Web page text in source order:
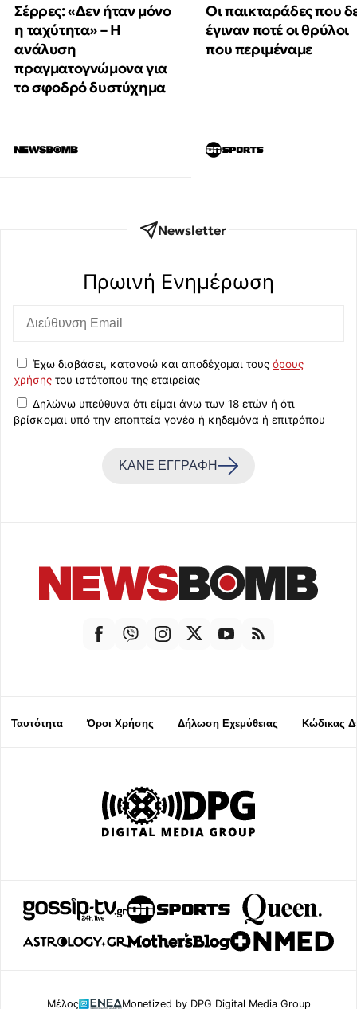
Σέρρες: «Δεν ήταν μόνο
η ταχύτητα» – Η
ανάλυση
πραγματογνώμονα για
το σφοδρό δυστύχημα
Οι παικταράδες που
έγιναν ποτέ οι θρύλοι
που περιμέναμε
Newsletter
Πρωινή Eνημέρωση
Έχω διαβάσει, κατανοώ και αποδέχομαι τους όρους
χρήσης του ιστότοπου της εταιρείας
Δηλώνω υπεύθυνα ότι είμαι άνω των 18 ετών ή ότι
βρίσκομαι υπό την εποπτεία γονέα ή κηδεμόνα ή επιτρόπου
ΚΑΝΕ ΕΓΓΡΑΦΗ
Ταυτότητα Όροι Χρήσης Δήλωση Εχεμύθειας Κώδικας
Μέλος Monetized by DPG Digital Media Group